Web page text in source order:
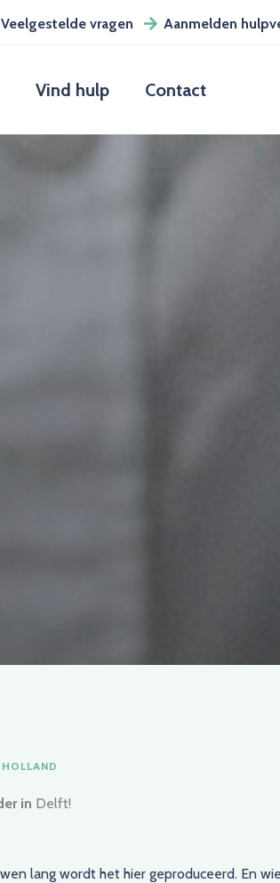
Veelgestelde vragen Aanmelden
Vind hulp Contact
in Delft!
lang wordt het hier geproduceerd. En